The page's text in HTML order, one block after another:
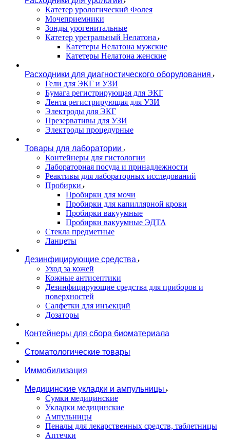
Катетер урологический Фолея
Мочеприемники
Зонды урогенитальные
Катетер уретральный Нелатона
Катетеры Нелатона мужские
Катетеры Нелатона женские
Расходники для диагностического оборудования
Гели для ЭКГ и УЗИ
Бумага регистрирующая для ЭКГ
Лента регистрирующая для УЗИ
Электроды для ЭКГ
Презервативы для УЗИ
Электроды процедурные
Товары для лаборатории
Контейнеры для гистологии
Лабораторная посуда и принадлежности
Реактивы для лабораторных исследований
Пробирки
Пробирки для мочи
Пробирки для капиллярной крови
Пробирки вакуумные
Пробирки вакуумные ЭДТА
Стекла предметные
Ланцеты
Дезинфицирующие средства
Уход за кожей
Кожные антисептики
Дезинфицирующие средства для приборов и
поверхностей
Салфетки для инъекций
Дозаторы
Контейнеры для сбора биоматериала
Стоматологические товары
Иммобилизация
Медицинские укладки и ампульницы
Сумки медицинские
Укладки медицинские
Ампульницы
Пеналы для лекарственных средств, таблетницы
Аптечки